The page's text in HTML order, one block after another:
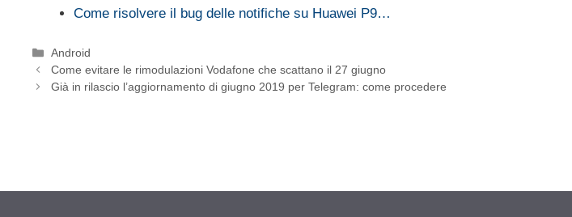
Come risolvere il bug delle notifiche su Huawei P9…
Categorie
Android
Come evitare le rimodulazioni Vodafone che scattano il 27 giugno
Già in rilascio l’aggiornamento di giugno 2019 per Telegram: come procedere